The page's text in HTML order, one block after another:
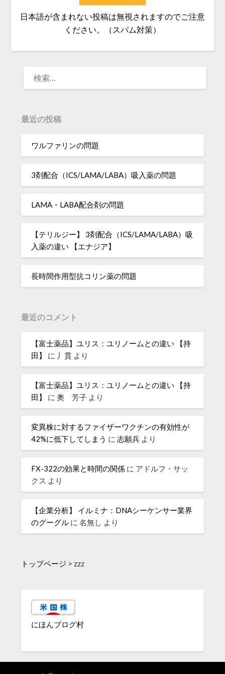
日本語が含まれない投稿は無視されますのでご注意
ください。（スパム対策）
最近の投稿
ワルファリンの問題
3剤配合（ICS/LAMA/LABA）吸入薬の問題
LAMA・LABA配合剤の問題
【テリルジー】 3剤配合（ICS/LAMA/LABA）吸
入薬の違い 【エナジア】
長時間作用型抗コリン薬の問題
最近のコメント
【富士薬品】ユリス：ユリノームとの違い 【持
田】
に 丿貫 より
【富士薬品】ユリス：ユリノームとの違い 【持
田】
に奧 芳子 より
変異株に対するファイザーワクチンの有効性が
42%に低下してしまう に志願兵 より
FX-322の効果と時間の関係 に アドルフ・サッ
クス より
【企業分析】 イルミナ：DNAシーケンサー業界
のグーグル に名無し より
トップページ > zzz
にほんブログ村